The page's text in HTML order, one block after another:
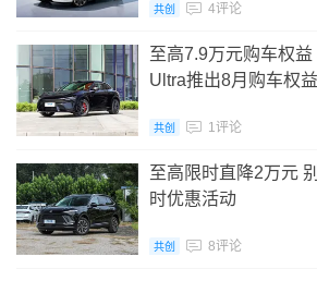
共创 4评论
至高7.9万元购车权
Ultra推出8月购车权益
共创 1评论
至高限时直降2万元
时优惠活动
共创 8评论